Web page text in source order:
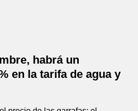
habrá un
en la tarifa de agua y